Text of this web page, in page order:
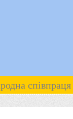
співпраця